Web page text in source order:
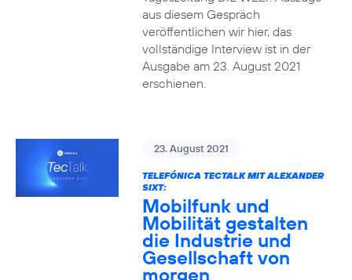
aus diesem Gespräch
veröffentlichen wir hier, das
vollständige Interview ist in der
Ausgabe am 23. August 2021
erschienen.
23. August 2021
TELEFÓNICA TECTALK MIT ALEXANDER
SIXT:
Mobilfunk und
Mobilität gestalten
die Industrie und
Gesellschaft von
morgen